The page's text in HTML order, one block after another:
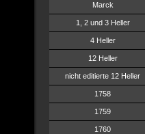
Marck
1, 2 und 3 Heller
4 Heller
12 Heller
nicht editierte 12 Heller
1758
1759
1760